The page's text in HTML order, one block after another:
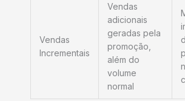
Vendas
Incrementais
Vendas
adicionais
geradas pela
promoção,
além do
volume
normal